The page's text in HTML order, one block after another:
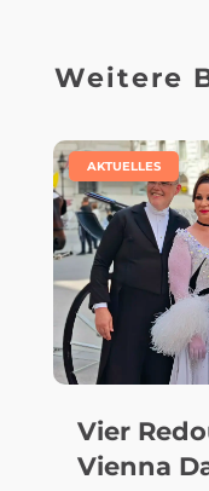
Weitere
Vier
Vienna
AKTUELLES